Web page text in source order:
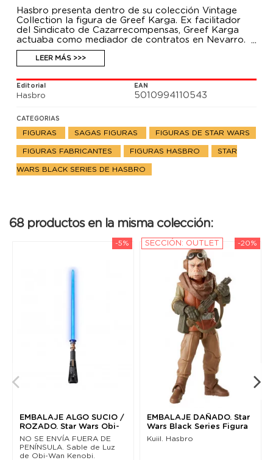
Hasbro presenta dentro de su colección Vintage
Collection la figura de Greef Karga. Ex facilitador
del Sindicato de Cazarrecompensas, Greef Karga
actuaba como mediador de contratos en Nevarro.
Ahora como Magistrado en Nevarro, Greef se ocupa
en limpiar ese rudo y revoltoso planeta. Se trata de
una figura articulada hecha en PVC que mide 15 cm
e incluye una pistola blaster.
LEER MÁS >>>
Editorial
Hasbro
EAN
5010994110543
CATEGORIAS
FIGURAS SAGAS FIGURAS FIGURAS DE STAR WARS
FIGURAS FABRICANTES FIGURAS HASBRO STAR
WARS BLACK SERIES DE HASBRO
68 productos en la misma colección:
-5%
EMBALAJE ALGO SUCIO /
ROZADO. Star Wars Obi-
Wan Kenobi Black...
NO SE ENVÍA FUERA DE
PENÍNSULA. Sable de Luz
de Obi-Wan Kenobi.
-20%
SECCIÓN: OUTLET
EMBALAJE DAÑADO. Star
Wars Black Series Figura
Kuiil (The...
Kuiil. Hasbro